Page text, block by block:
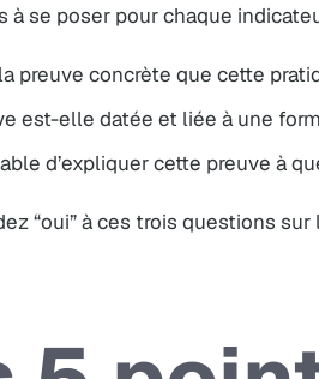
à se poser pour chaque
preuve concrète que cette
est-elle datée et liée à une
d’expliquer cette preuve à
“oui” à ces trois questions